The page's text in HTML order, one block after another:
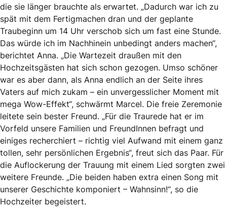
die sie länger brauchte als erwartet. „Dadurch war ich zu
spät mit dem Fertigmachen dran und der geplante
Traubeginn um 14 Uhr verschob sich um fast eine Stunde.
Das würde ich im Nachhinein unbedingt anders machen“,
berichtet Anna. „Die Wartezeit draußen mit den
Hochzeitsgästen hat sich schon gezogen. Umso schöner
war es aber dann, als Anna endlich an der Seite ihres
Vaters auf mich zukam – ein unvergesslicher Moment mit
mega Wow-Effekt“, schwärmt Marcel. Die freie Zeremonie
leitete sein bester Freund. „Für die Traurede hat er im
Vorfeld unsere Familien und FreundInnen befragt und
einiges recherchiert – richtig viel Aufwand mit einem ganz
tollen, sehr persönlichen Ergebnis“, freut sich das Paar. Für
die Auflockerung der Trauung mit einem Lied sorgten zwei
weitere Freunde. „Die beiden haben extra einen Song mit
unserer Geschichte komponiert – Wahnsinn!“, so die
Hochzeiter begeistert.